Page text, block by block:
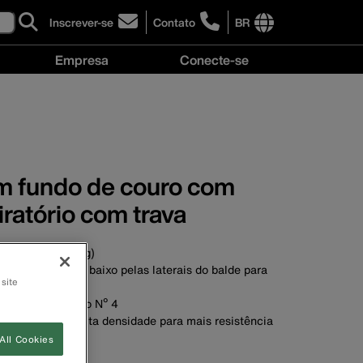
Inscrever-se
click
to
sign-
Contato
click
to
BR
International
site
Empresa Conecte-se
fundo de couro com
com trava
100 lb (45,4 kg)
estende-se para baixo pelas laterais do balde para
serviço pesado Nº 4
de alta densidade para mais resistência
couro
Cookies